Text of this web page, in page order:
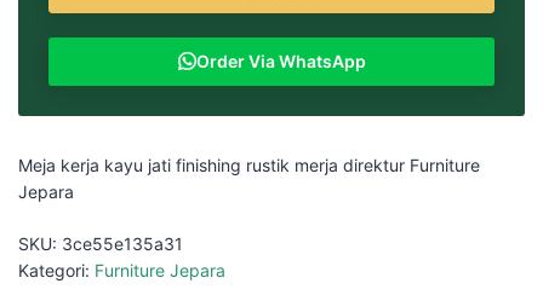
Order Via WhatsApp
Meja kerja kayu jati finishing rustik merja direktur Furniture
Jepara
SKU: 3ce55e135a31
Kategori: Furniture Jepara